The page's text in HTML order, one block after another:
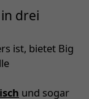
drei
ist, bietet Big
und sogar